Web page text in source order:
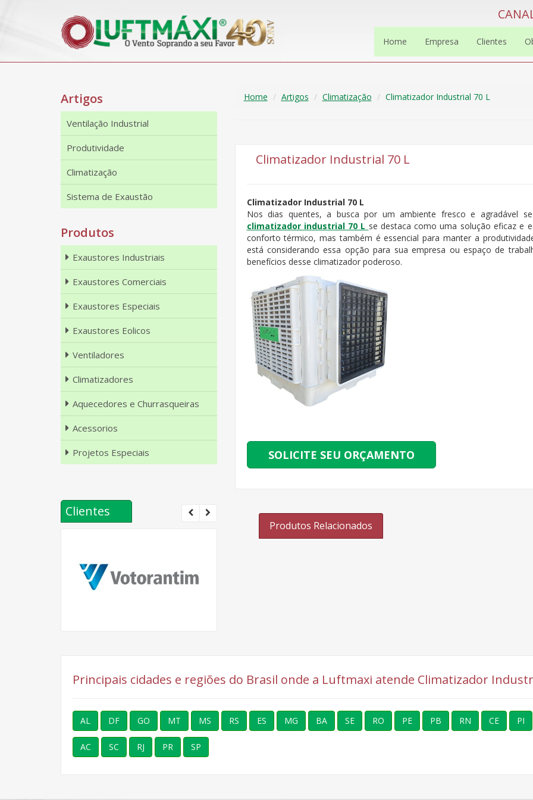
Home Empresa Clientes
Home Artigos Climatização Climatizador Industrial 70 L
Climatizador Industrial 70 L
Climatizador Industrial 70 L
Nos dias quentes, a busca por um ambiente fresco e agradável
climatizador industrial 70 L se destaca como uma solução eficaz e
conforto térmico, mas também é essencial para manter a
está considerando essa opção para sua empresa ou espaço de
benefícios desse climatizador poderoso.
SOLICITE SEU ORÇAMENTO
Produtos Relacionados
Artigos
Ventilação Industrial
Produtividade
Climatização
Sistema de Exaustão
Produtos
Exaustores Industriais
Exaustores Comerciais
Exaustores Especiais
Exaustores Eolicos
Ventiladores
Climatizadores
Aquecedores e Churrasqueiras
Acessorios
Projetos Especiais
Clientes
Principais cidades e regiões do Brasil onde a Luftmaxi atende Climatizador
AL DF GO MT MS RS ES MG BA SE RO PE PB RN CE PI
AC SC RJ PR SP